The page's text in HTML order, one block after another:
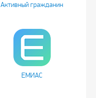
Активный гражданин
ЕМИАС